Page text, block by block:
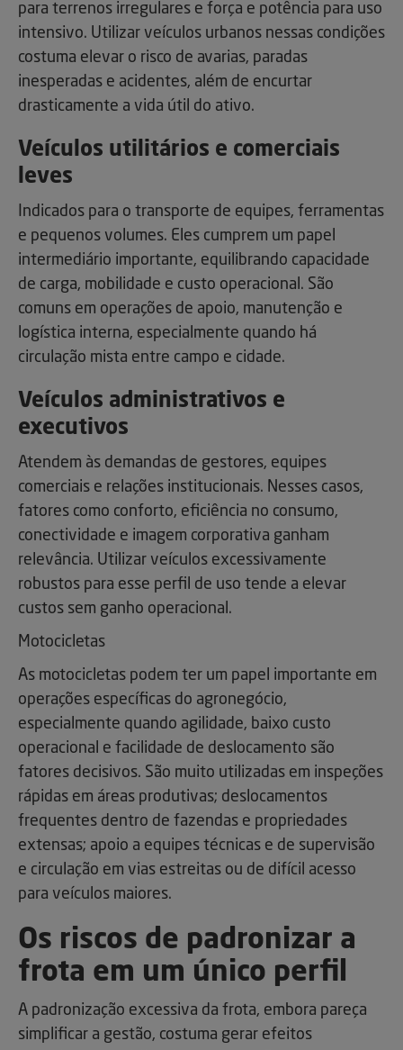
para terrenos irregulares e força e potência para uso
intensivo. Utilizar veículos urbanos nessas condições
costuma elevar o risco de avarias, paradas
inesperadas e acidentes, além de encurtar
drasticamente a vida útil do ativo.
Veículos utilitários e comerciais
leves
Indicados para o transporte de equipes, ferramentas
e pequenos volumes. Eles cumprem um papel
intermediário importante, equilibrando capacidade
de carga, mobilidade e custo operacional. São
comuns em operações de apoio, manutenção e
logística interna, especialmente quando há
circulação mista entre campo e cidade.
Veículos administrativos e
executivos
Atendem às demandas de gestores, equipes
comerciais e relações institucionais. Nesses casos,
fatores como conforto, eficiência no consumo,
conectividade e imagem corporativa ganham
relevância. Utilizar veículos excessivamente
robustos para esse perfil de uso tende a elevar
custos sem ganho operacional.
Motocicletas
As motocicletas podem ter um papel importante em
operações específicas do agronegócio,
especialmente quando agilidade, baixo custo
operacional e facilidade de deslocamento são
fatores decisivos. São muito utilizadas em inspeções
rápidas em áreas produtivas; deslocamentos
frequentes dentro de fazendas e propriedades
extensas; apoio a equipes técnicas e de supervisão
e circulação em vias estreitas ou de difícil acesso
para veículos maiores.
Os riscos de padronizar a
frota em um único perfil
A padronização excessiva da frota, embora pareça
simplificar a gestão, costuma gerar efeitos